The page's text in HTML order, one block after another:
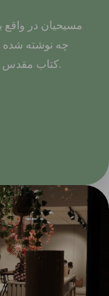
مسیحیان در
چه نوشته شده
کتاب مقدس و معنای آن برای مردم امروز کشف کنید.